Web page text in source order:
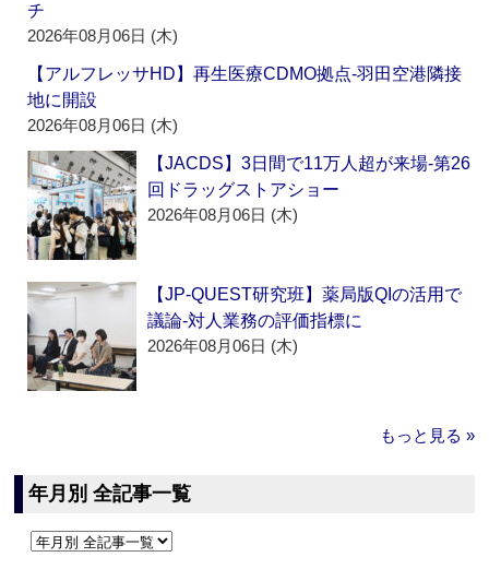
チ
2026年08月06日 (木)
【アルフレッサHD】再生医療CDMO拠点‐羽田空港隣接
地に開設
2026年08月06日 (木)
【JACDS】3日間で11万人超が来場‐第26
回ドラッグストアショー
2026年08月06日 (木)
【JP-QUEST研究班】薬局版QIの活用で
議論‐対人業務の評価指標に
2026年08月06日 (木)
もっと見る »
年月別 全記事一覧